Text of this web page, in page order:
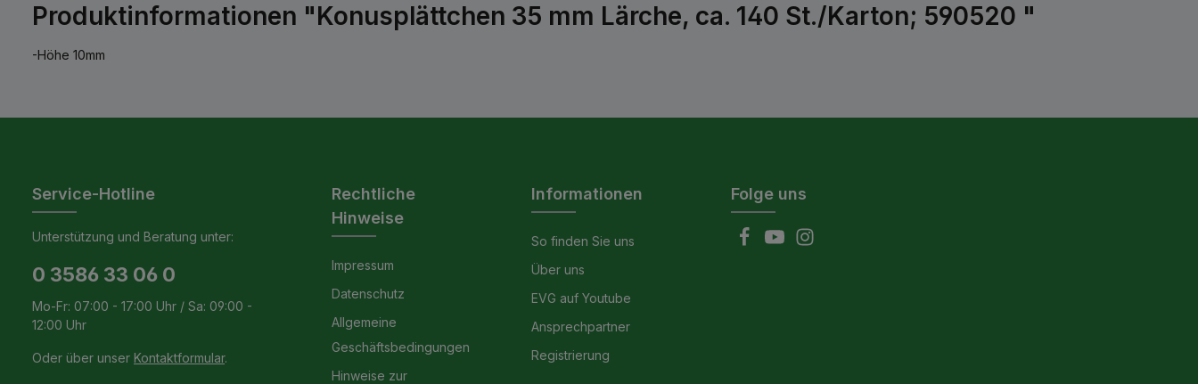
Produktinformationen "Konusplättchen 35 mm Lärche, ca. 140 St./Karton; 590520 "
-Höhe 10mm
Service-Hotline
Unterstützung und Beratung unter:
0 3586 33 06 0
Mo-Fr: 07:00 - 17:00 Uhr / Sa: 09:00 -
12:00 Uhr
Oder über unser Kontaktformular.
Rechtliche
Hinweise
Impressum
Datenschutz
Allgemeine
Geschäftsbedingungen
Hinweise zur
Informationen
So finden Sie uns
Über uns
EVG auf Youtube
Ansprechpartner
Registrierung
Folge uns